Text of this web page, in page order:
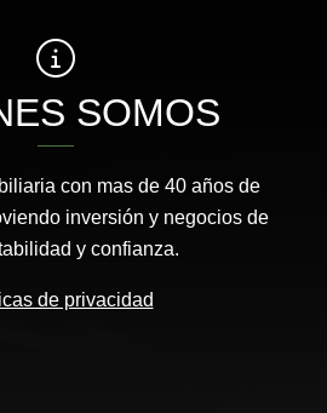
SOMOS
con mas de 40 años de
inversión y negocios de
y confianza.
de privacidad